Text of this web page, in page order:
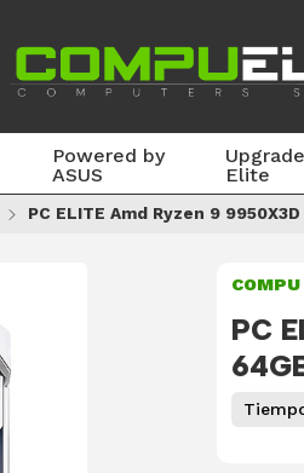
Powered by
ASUS
Upgrade
Elite
PC ELITE Amd Ryzen 9
PC